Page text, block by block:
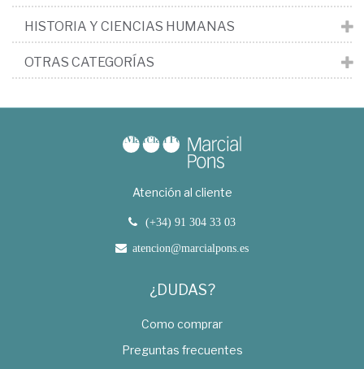
HISTORIA Y CIENCIAS HUMANAS
OTRAS CATEGORÍAS
Atención al cliente
(+34) 91 304 33 03
atencion@marcialpons.es
¿DUDAS?
Como comprar
Preguntas frecuentes